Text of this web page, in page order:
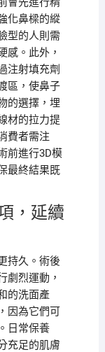
化鼻樑的縱
型的人則需
感。此外，
注射填充劑
區，使鼻子
的選擇，埋
材的拉力提
費者需注
前進行3D模
最終結果既
，延續
持久。術後
劇烈運動，
的洗面產
因為它們可
日常保養
充足的肌膚